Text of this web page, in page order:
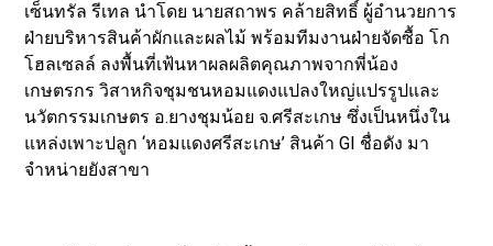
เซ็นทรัล รีเทล นำโดย นายสถาพร คล้ายสิทธิ์ ผู้อำนวยการ
ฝ่ายบริหารสินค้าผักและผลไม้ พร้อมทีมงานฝ่ายจัดซื้อ โก
โฮลเซลล์ ลงพื้นที่เฟ้นหาผลผลิตคุณภาพจากพี่น้อง
เกษตรกร วิสาหกิจชุมชนหอมแดงแปลงใหญ่แปรรูปและ
นวัตกรรมเกษตร อ.ยางชุมน้อย จ.ศรีสะเกษ ซึ่งเป็นหนึ่งใน
แหล่งเพาะปลูก ‘หอมแดงศรีสะเกษ’ สินค้า GI ชื่อดัง มา
จำหน่ายยังสาขา